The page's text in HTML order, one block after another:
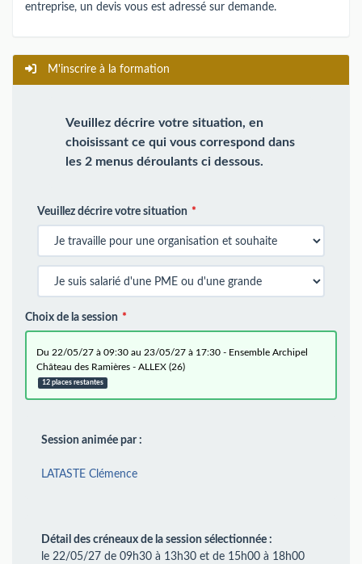
entreprise, un devis vous est adressé sur demande.
M'inscrire à la formation
Veuillez décrire votre situation, en
choisissant ce qui vous correspond dans
les 2 menus déroulants ci dessous.
Veuillez décrire votre situation
Choix de la session
du 22/05/27 à 09:30 au 23/05/27 à 17:30 - Ensemble Archipel
Château des Ramières - ALLEX (26)
12 places restantes
Session animée par :
LATASTE Clémence
Détail des créneaux de la session sélectionnée :
le 22/05/27 de 09h30 à 13h30 et de 15h00 à 18h00